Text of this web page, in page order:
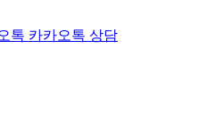
카카오톡 상담